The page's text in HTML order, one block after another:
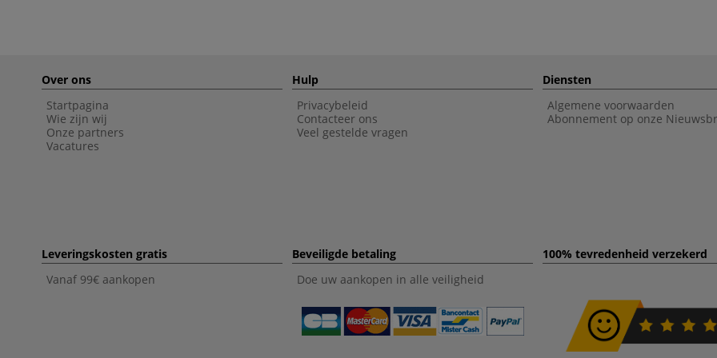
Over ons
Startpagina
Wie zijn wij
Onze partners
Vacatures
Hulp
Privacybeleid
Contacteer ons
Veel gestelde vragen
Diensten
Algemene voorwaarden
Abonnement op onze
Leveringskosten gratis
Vanaf 99€ aankopen
Beveiligde betaling
Doe uw aankopen in alle veiligheid
100% tevredenheid verzekerd